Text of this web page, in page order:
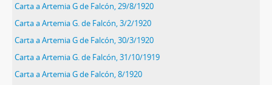
Carta a Artemia G de Falcón, 29/8/1920
Carta a Artemia G. de Falcón, 3/2/1920
Carta a Artemia G de Falcón, 30/3/1920
Carta a Artemia G. de Falcón, 31/10/1919
Carta a Artemia G de Falcón, 8/1920